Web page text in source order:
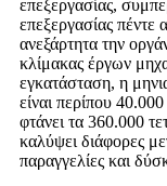
επεξεργασίας,
επεξεργασίας
ανεξάρτητα την
κλίμακας έργων
εγκατάσταση, η
είναι περίπου
φτάνει τα 360.000
καλύψει διάφορες
παραγγελίες και